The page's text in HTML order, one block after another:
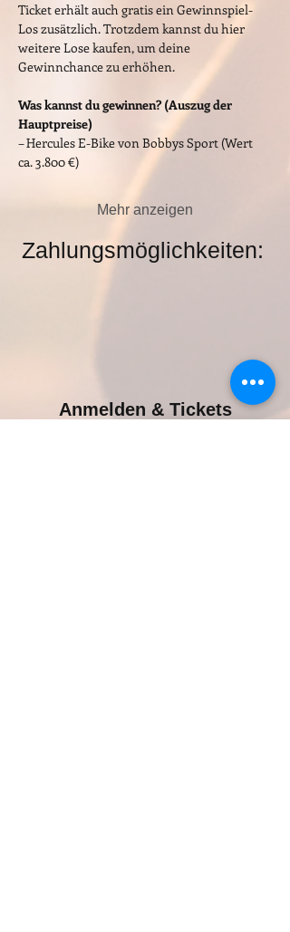
Ticket erhält auch gratis ein Gewinnspiel-
Los zusätzlich. Trotzdem kannst du hier
weitere Lose kaufen, um deine
Gewinnchance zu erhöhen.
Was kannst du gewinnen? (Auszug der
Hauptpreise)
– Hercules E-Bike von Bobbys Sport (Wert
ca. 3.800 €)
Mehr anzeigen
Zahlungsmöglichkeiten:
Anmelden & Tickets